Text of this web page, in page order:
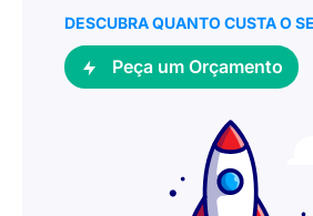
DESCUBRA QUANTO CUSTA O
Peça um Orçamento